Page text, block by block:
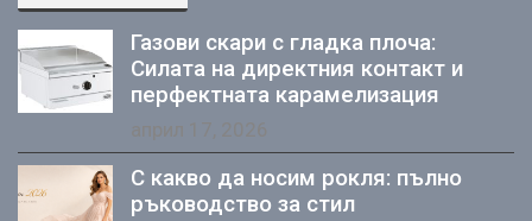
Газови скари с гладка плоча:
Силата на директния контакт и
перфектната карамелизация
април 17, 2026
С какво да носим рокля: пълно
ръководство за стил